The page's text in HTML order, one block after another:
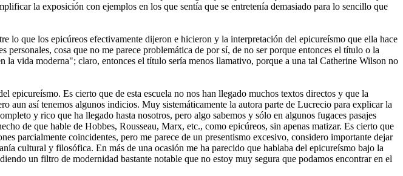
la exposición con ejemplos en los que sentía que se entretenía demasiado para lo sencillo que
que los epicúreos efectivamente dijeron e hicieron y la interpretación del epicureísmo que ella hace
cosa que no me parece problemática de por sí, de no ser porque entonces el título o la
la vida moderna"; claro, entonces el título sería menos llamativo, porque a una tal Catherine Wilson no
Es cierto que de esta escuela no nos han llegado muchos textos directos y que la
así tenemos algunos indicios. Muy sistemáticamente la autora parte de Lucrecio para explicar la
y rico que ha llegado hasta nosotros, pero algo sabemos y sólo en algunos fugaces pasajes
de que hable de Hobbes, Rousseau, Marx, etc., como epicúreos, sin apenas matizar. Es cierto que
parcialmente coincidentes, pero me parece de un presentismo excesivo, considero importante dejar
cultural y filosófica. En más de una ocasión me ha parecido que hablaba del epicureísmo bajo la
un filtro de modernidad bastante notable que no estoy muy segura que podamos encontrar en el